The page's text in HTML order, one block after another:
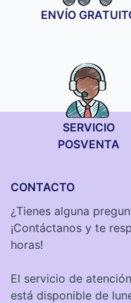
ENVÍO
SERVICIO
POSVENTA
CONTACTO
¿Tienes alguna
¡Contáctanos y te
horas!
El servicio de
está disponible de